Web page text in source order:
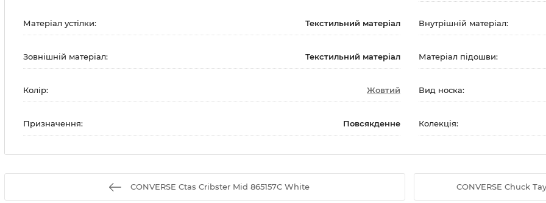
Матеріал устілки: Текстильний матеріал Внутрішній матеріал:
Зовнішній матеріал: Текстильний матеріал Матеріал підошви:
Колір: Жовтий Вид носка:
Призначення: Повсякденне Колекція:
CONVERSE Ctas Cribster Mid 865157C White CONVERSE Chuck